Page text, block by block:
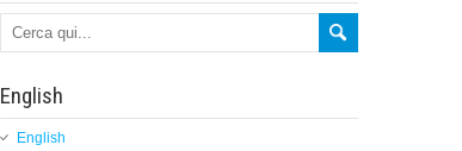
English
English